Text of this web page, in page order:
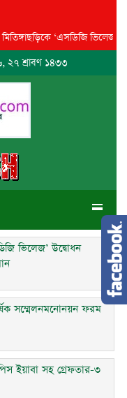
‘এসডিজি ভিলেজ’
২৭ শ্রাবণ ১৪৩৩
ভিলেজ’ উদ্বোধন
সম্মেলনমনোনয়ন ফরম
ইয়াবা সহ গ্রেফতার-৩